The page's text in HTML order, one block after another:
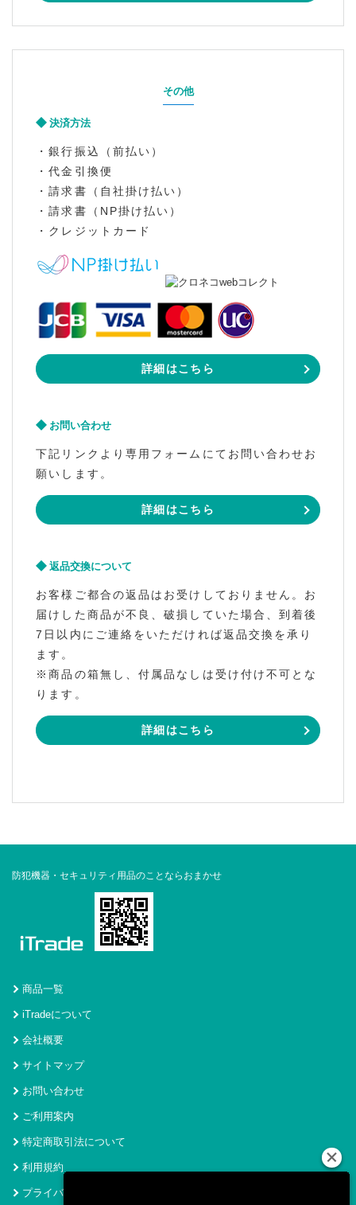
その他
決済方法
・銀行振込（前払い）
・代金引換便
・請求書（自社掛け払い）
・請求書（NP掛け払い）
・クレジットカード
詳細はこちら
お問い合わせ
下記リンクより専用フォームにてお問い合わせお
願いします。
詳細はこちら
返品交換について
お客様ご都合の返品はお受けしておりません。お
届けした商品が不良、破損していた場合、到着後
7日以内にご連絡をいただければ返品交換を承り
ます。
※商品の箱無し、付属品なしは受け付け不可とな
ります。
詳細はこちら
防犯機器・セキュリティ用品のことならおまかせ
商品一覧
iTradeについて
会社概要
サイトマップ
お問い合わせ
ご利用案内
特定商取引法について
利用規約
プライバシーポリシー